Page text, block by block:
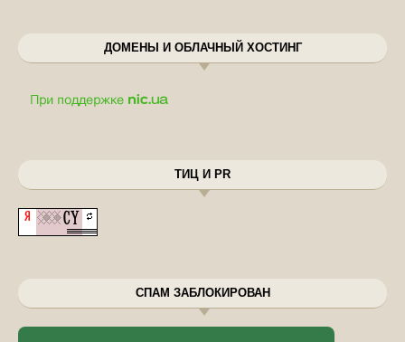
ДОМЕНЫ И ОБЛАЧНЫЙ ХОСТИНГ
ТИЦ И PR
СПАМ ЗАБЛОКИРОВАН